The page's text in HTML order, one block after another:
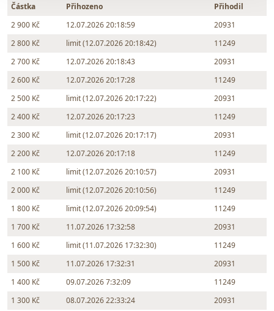
Částka Přihozeno
Přihodil
2 900 Kč
12.07.2026 20:18:59
20931
2 800 Kč
limit (12.07.2026 20:18:42)
11249
2 700 Kč
12.07.2026 20:18:43
20931
2 600 Kč
12.07.2026 20:17:28
11249
2 500 Kč
limit (12.07.2026 20:17:22)
20931
2 400 Kč
12.07.2026 20:17:23
11249
2 300 Kč
limit (12.07.2026 20:17:17)
20931
2 200 Kč
12.07.2026 20:17:18
11249
2 100 Kč
limit (12.07.2026 20:10:57)
20931
2 000 Kč
limit (12.07.2026 20:10:56)
11249
1 800 Kč
limit (12.07.2026 20:09:54)
11249
1 700 Kč
11.07.2026 17:32:58
20931
1 600 Kč
limit (11.07.2026 17:32:30)
11249
1 500 Kč
11.07.2026 17:32:31
20931
1 400 Kč
09.07.2026 7:32:09
11249
1 300 Kč
08.07.2026 22:33:24 20931